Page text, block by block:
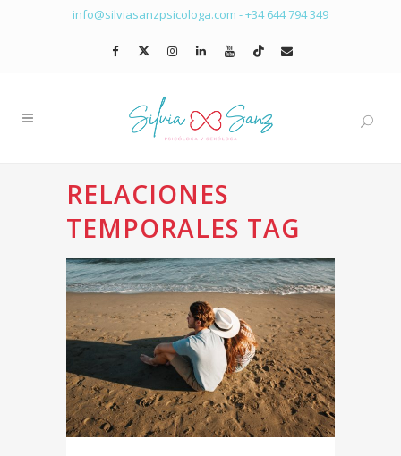
info@silviasanzpsicologa.com -+34 644 794 349
RELACIONES
TEMPORALES TAG